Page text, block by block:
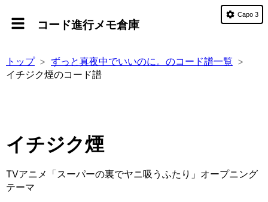
コード進行メモ倉庫
トップ
ずっと真夜中でいいのに。のコード譜一覧
イチジク煙のコード譜
イチジク煙
TVアニメ「スーパーの裏でヤニ吸うふたり」オープニング
テーマ
Capo 3